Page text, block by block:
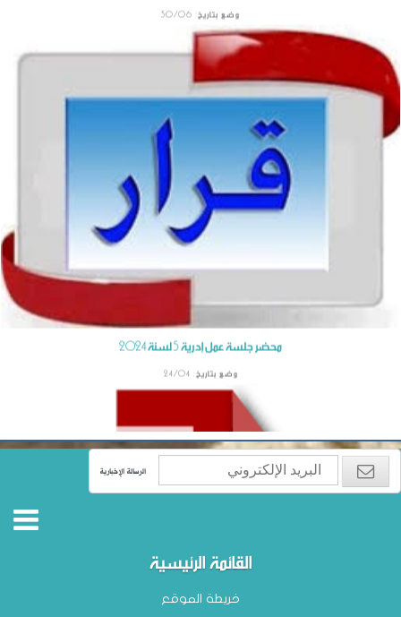
كـــراس الـــشّـــروط الـــخـــاصـــة بـــاســـتـــغـــلال البيوت والخزائن بالحمّام الشّعبي بالزريبة
وضع بتاريخ: 10/10
الرسالة الإخبارية
القائمة الرئيسية
خريطة الموقع